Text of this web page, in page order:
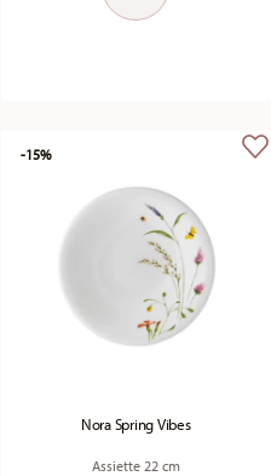
Nora Spring Vibes
Assiette 22 cm
-15%